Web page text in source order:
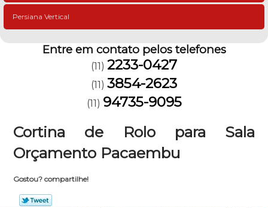
Persiana Vertical
Entre em contato pelos telefones
(11) 2233-0427
(11) 3854-2623
(11) 94735-9095
Cortina de Rolo para Sala
Orçamento Pacaembu
Gostou? compartilhe!